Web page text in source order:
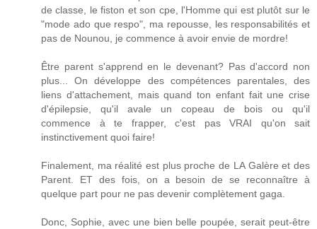
de classe, le fiston et son cpe, l'Homme qui est plutôt sur le
"mode ado que respo", ma repousse, les responsabilités et
pas de Nounou, je commence à avoir envie de mordre!
Être parent s'apprend en le devenant? Pas d'accord non
plus... On développe des compétences parentales, des
liens d'attachement, mais quand ton enfant fait une crise
d'épilepsie, qu'il avale un copeau de bois ou qu'il
commence à te frapper, c'est pas VRAI qu'on sait
instinctivement quoi faire!
Finalement, ma réalité est plus proche de LA Galère et des
Parent. ET des fois, on a besoin de se reconnaître à
quelque part pour ne pas devenir complètement gaga.
Donc, Sophie, avec une bien belle poupée, serait peut-être